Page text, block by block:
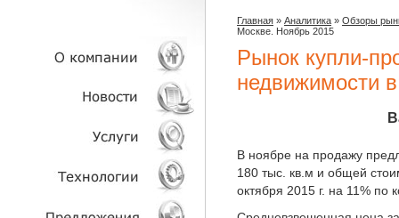
О КОМПАНИИ
НОВОСТИ
УСЛУГИ
Главная » Аналитика » Обзоры
Москве. Ноябрь 2015
Рынок купли-
недвижимости
В ноябре на продажу
180 тыс. кв.м и общей
октября 2015 г. на 11%